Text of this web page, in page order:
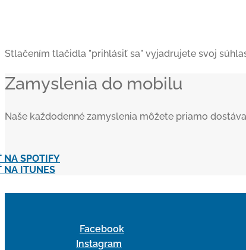
Stlačením tlačidla "prihlásiť sa" vyjadrujete svoj
Zamyslenia do mobilu
Naše každodenné zamyslenia môžete priamo
NA SPOTIFY
NA ITUNES
Facebook
Instagram